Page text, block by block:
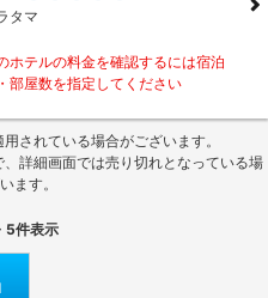
タマ
ホテルの料金を確認するには宿泊
部屋数を指定してください
されている場合がございます。
詳細画面では売り切れとなっている場
ます。
5件表示